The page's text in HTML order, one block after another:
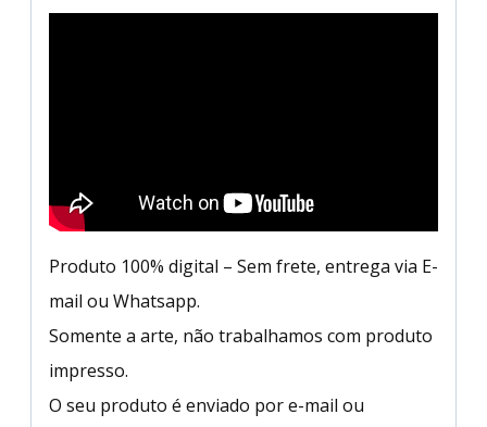
Produto 100% digital – Sem frete, entrega via E-
mail ou Whatsapp.
Somente a arte, não trabalhamos com produto
impresso.
O seu produto é enviado por e-mail ou